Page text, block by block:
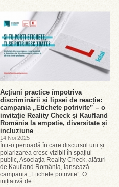
Acțiuni practice împotriva
discriminării și lipsei de reacție:
campania „Etichete potrivite” – o
invitație Reality Check și Kaufland
România la empatie, diversitate și
incluziune
14 Noi 2025
Într-o perioadă în care discursul urii și
polarizarea cresc vizibil în spațiul
public, Asociația Reality Check, alături
de Kaufland România, lansează
campania „Etichete potrivite”. O
inițiativă de...